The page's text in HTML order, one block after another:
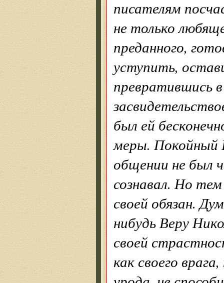
писателям
не только
преданного,
уступить,
превратившись
был ей
меры. Покойный
общении не был
сознавал. Но
своей обязан.
нибудь Веру
своей
как своего